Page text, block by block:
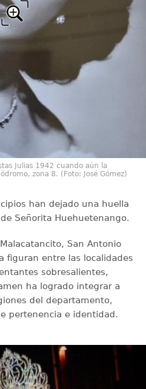
Julias 1942 cuando aún la
zona 8. (Foto: José Gómez)
han dejado una huella
Señorita Huehuetenango.
San Antonio
figuran entre las localidades
sobresalientes,
ha logrado integrar a
del departamento,
pertenencia e identidad.